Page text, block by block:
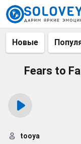
Новые
Fears to
tooya